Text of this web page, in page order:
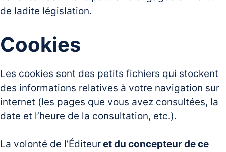
de ladite législation.
Cookies
Les cookies sont des petits fichiers qui stockent
des informations relatives à votre navigation sur
internet (les pages que vous avez consultées, la
date et l’heure de la consultation, etc.).
La volonté de l’Éditeuret du concepteur de ce